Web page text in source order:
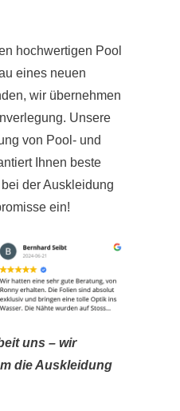
hochwertigen Pool
eines neuen
wir übernehmen
Unsere
von Pool- und
Ihnen beste
der Auskleidung
ein!
uns – wir
die Auskleidung